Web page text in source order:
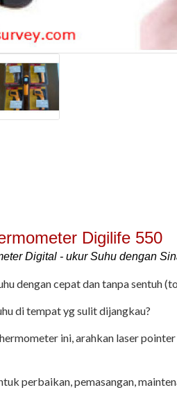
Digilife 550
Digital - ukur Suhu dengan
dengan cepat dan tanpa sentuh
di tempat yg sulit dijangkau?
ini, arahkan laser
perbaikan, pemasangan,